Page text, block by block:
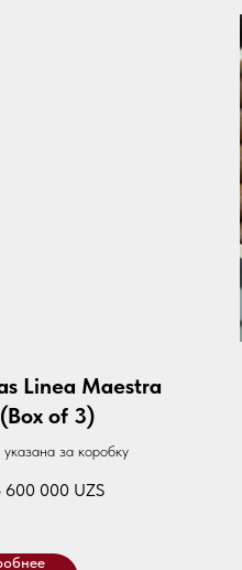
Linea Maestra
(Box of 3)
за коробку
600 000 UZS